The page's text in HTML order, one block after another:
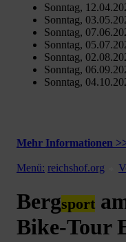
Sonntag,
Sonntag,
Sonntag,
Sonntag,
Sonntag,
Sonntag,
Sonntag,
Mehr Informationen
Menü: reichshof.org
Bergsport
Bike-Tour